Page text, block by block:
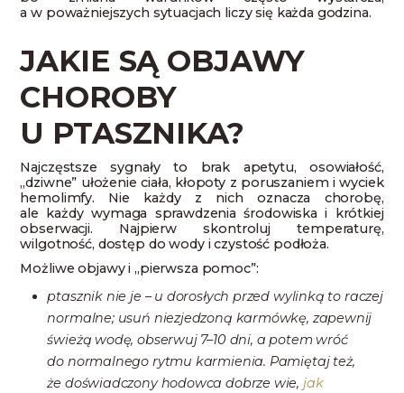
a w poważniejszych sytuacjach liczy się każda godzina.
JAKIE SĄ OBJAWY
CHOROBY
U PTASZNIKA?
Najczęstsze sygnały to brak apetytu, osowiałość,
„dziwne” ułożenie ciała, kłopoty z poruszaniem i wyciek
hemolimfy. Nie każdy z nich oznacza chorobę,
ale każdy wymaga sprawdzenia środowiska i krótkiej
obserwacji. Najpierw skontroluj temperaturę,
wilgotność, dostęp do wody i czystość podłoża.
Możliwe objawy i „pierwsza pomoc”:
ptasznik nie je – u dorosłych przed wylinką to raczej
normalne; usuń niezjedzoną karmówkę, zapewnij
świeżą wodę, obserwuj 7–10 dni, a potem wróć
do normalnego rytmu karmienia. Pamiętaj też,
że doświadczony hodowca dobrze wie, jak